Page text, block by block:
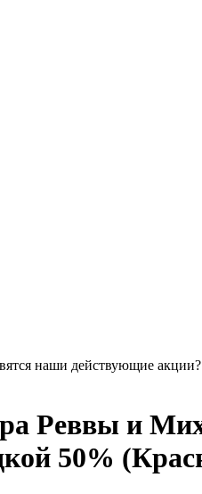
наши действующие акции?
Реввы и
50%